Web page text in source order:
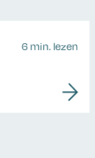
6 min. lezen